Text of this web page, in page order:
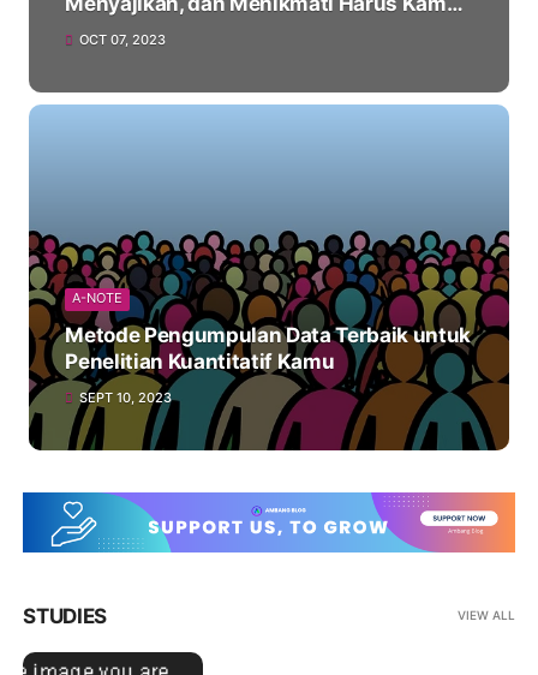
Coba
OCT 07, 2023
A-NOTE
Metode Pengumpulan Data Terbaik untuk
Penelitian Kuantitatif Kamu
SEPT 10, 2023
STUDIES VIEW ALL